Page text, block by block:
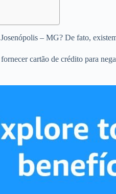
– MG? De fato,
cartão de crédito para